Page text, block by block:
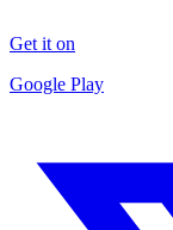
Get it on
Google Play